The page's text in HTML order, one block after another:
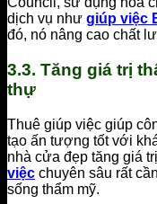
dịch vụ như giúp việc
đó, nó nâng cao chất
3.3. Tăng giá trị
thự
Thuê giúp việc giúp
tạo ấn tượng tốt với
nhà cửa đẹp tăng giá
việc chuyên sâu rất
sống thẩm mỹ.